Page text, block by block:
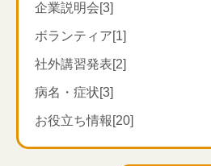
ひざ痛は様々な疾患があります
りの筋肉や腱（筋肉と骨を結び
る軟骨が原因によるひざ痛があ
それ以外にも半月板損傷、靭帯
企業説明会[3]
ボランティア[1]
社外講習発表[2]
病名・症状[3]
お役立ち情報[20]